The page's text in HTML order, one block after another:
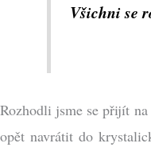
Všichni se
Rozhodli jsme se přijít
opět navrátit do